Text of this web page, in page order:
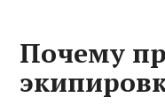
Почему